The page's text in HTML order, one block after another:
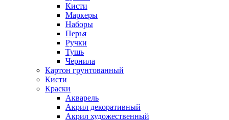
Кисти
Маркеры
Наборы
Перья
Ручки
Тушь
Чернила
Картон грунтованный
Кисти
Краски
Акварель
Акрил декоративный
Акрил художественный